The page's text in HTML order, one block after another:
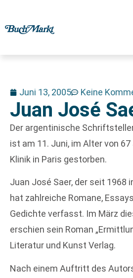
Juni 13, 2005 Keine
Juan José
Der argentinische
ist am 11. Juni, im Alter von
Klinik in Paris gestorben.
Juan José Saer, der seit 1968
hat zahlreiche Romane,
Gedichte verfasst. Im März
erschien sein Roman
Literatur und Kunst Verlag.
Nach einem Auftritt des